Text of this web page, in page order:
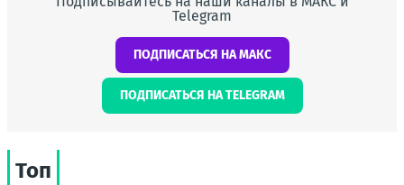
Telegram
ПОДПИСАТЬСЯ НА МАКС
ПОДПИСАТЬСЯ НА TELEGRAM
Топ